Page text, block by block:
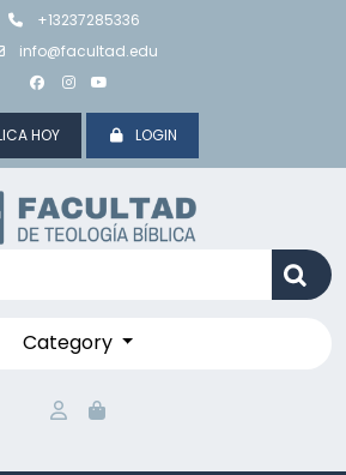
+13237285336
info@facultad.edu
HOY LOGIN
Category